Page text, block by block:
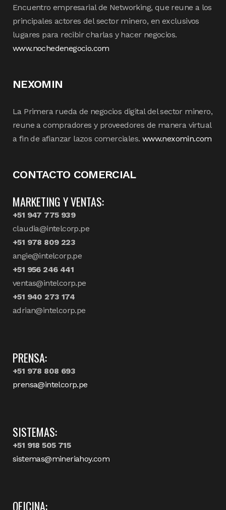
Encuentro empresarial de Networking, que reune a los
principales actores del sector minero, en exclusivos
lugares para recibir charlas y hacer negocios.
www.nochedenegocio.com
NEXOMIN
La Primera rueda de negocios digital del sector minero,
reune a compradores y proveedores de manera virtual
a fin de afianzar lazos comerciales. www.nexomin.com
CONTACTO COMERCIAL
MARKETING Y VENTAS:
+51 947 775 939
claudia@intelcorp.pe
+51 978 809 223
angie@intelcorp.pe
+51 956 246 441
ventas@intelcorp.pe
+51 940 273 174
adrian@intelcorp.pe
PRENSA:
+51 978 808 693
prensa@intelcorp.pe
SISTEMAS:
+51 918 505 715
sistemas@mineriahoy.com
OFICINA: